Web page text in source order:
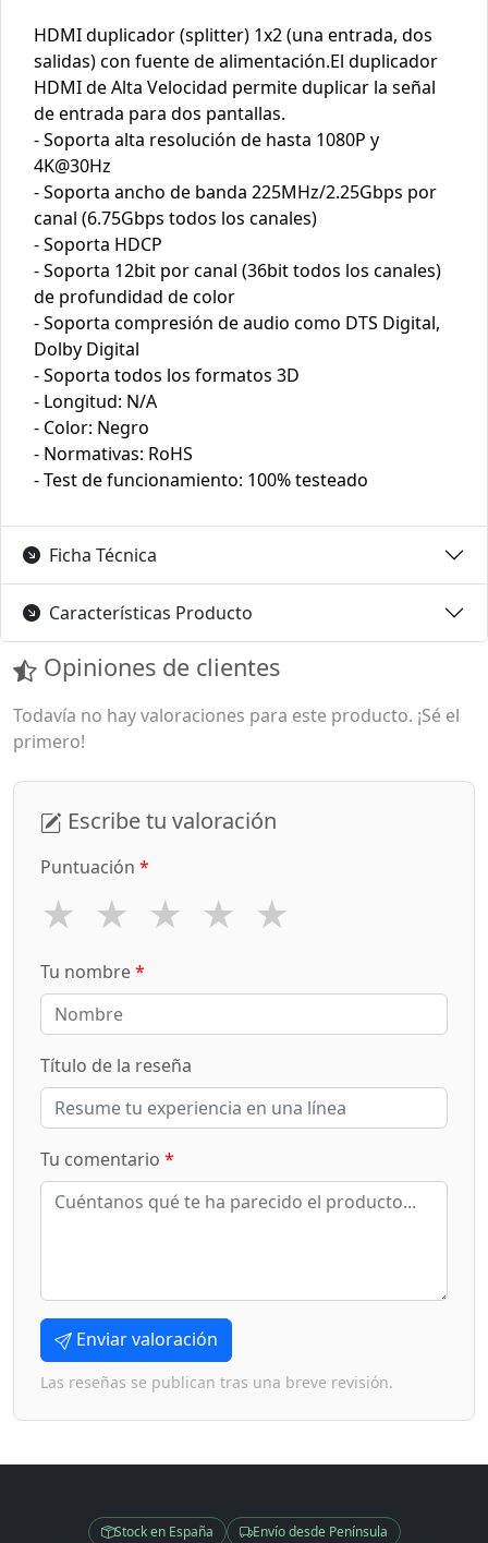
HDMI duplicador (splitter) 1x2 (una entrada, dos
salidas) con fuente de alimentación.El duplicador
HDMI de Alta Velocidad permite duplicar la señal
de entrada para dos pantallas.
- Soporta alta resolución de hasta 1080P y
4K@30Hz
- Soporta ancho de banda 225MHz/2.25Gbps por
canal (6.75Gbps todos los canales)
- Soporta HDCP
- Soporta 12bit por canal (36bit todos los canales)
de profundidad de color
- Soporta compresión de audio como DTS Digital,
Dolby Digital
- Soporta todos los formatos 3D
- Longitud: N/A
- Color: Negro
- Normativas: RoHS
- Test de funcionamiento: 100% testeado
Ficha Técnica
Características Producto
Opiniones de clientes
Todavía no hay valoraciones para este producto. ¡Sé el
primero!
Escribe tu valoración
Puntuación *
★ ★ ★ ★ ★
Tu nombre*
Título de la reseña
Tu comentario *
Enviar valoración
Las reseñas se publican tras una breve revisión.
Stock en España
Envío desde Península